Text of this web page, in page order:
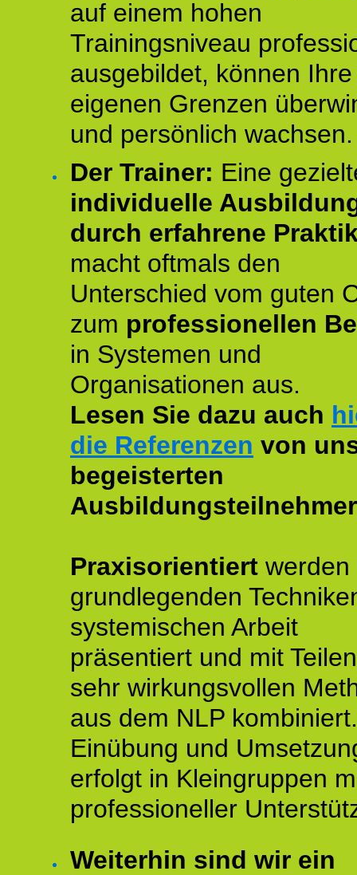
auf einem hohen
Trainingsniveau
ausgebildet, können Ihre
eigenen Grenzen
und persönlich wachsen.
Der Trainer: Eine
individuelle
durch erfahrene
macht oftmals den
Unterschied vom guten
zum professionellen
in Systemen und
Organisationen aus.
Lesen Sie dazu auch
die Referenzen von
begeisterten
Praxisorientiert werden
grundlegenden
systemischen Arbeit
präsentiert und mit
sehr wirkungsvollen
aus dem NLP
Einübung und
erfolgt in Kleingruppen
professioneller
Weiterhin sind wir ein